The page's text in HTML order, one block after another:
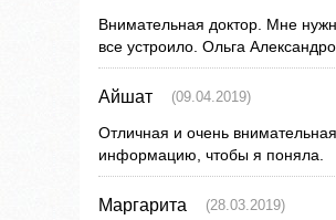
Внимательная доктор. Мне
все устроило. Ольга
Айшат (09.04.2019)
Отличная и очень
информацию, чтобы я поняла.
Маргарита (28.03.2019)